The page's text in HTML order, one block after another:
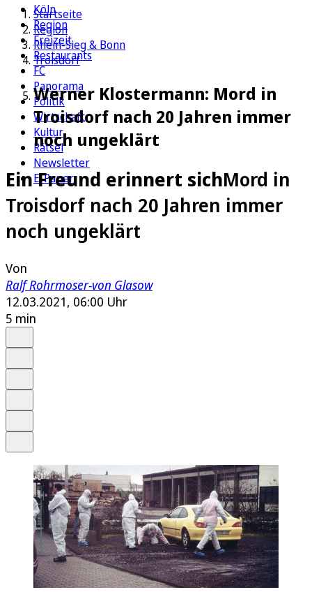
Köln
Region
Freizeit
Restaurants
FC
Panorama
Politik
Wirtschaft
Kultur
Rätsel
Newsletter
E-Paper
Startseite
Region
Rhein-Sieg & Bonn
Troisdorf
Werner Klostermann: Mord in
Troisdorf nach 20 Jahren immer
noch ungeklärt
Ein Freund erinnert sichMord in
Troisdorf nach 20 Jahren immer
noch ungeklärt
Von
Ralf Rohrmoser-von Glasow
12.03.2021, 06:00 Uhr
5 min